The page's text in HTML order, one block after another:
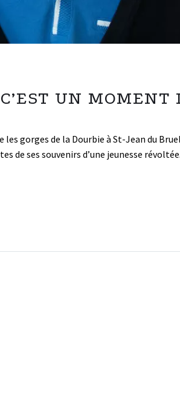
UN MOMENT
gorges de la Dourbie à St-Jean du
de ses souvenirs d’une jeunesse